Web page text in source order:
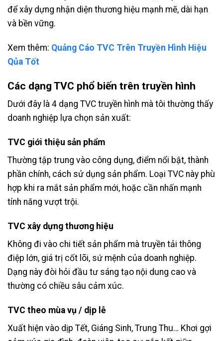
để xây dựng nhận diện thương hiệu mạnh mẽ, dài hạn
và bền vững.
Xem thêm: Quảng Cáo TVC Trên Truyền Hình Hiệu
Qủa Tốt
Các dạng TVC phổ biến trên truyền hình
Dưới đây là 4 dạng TVC truyền hình mà tôi thường thấy
doanh nghiệp lựa chọn sản xuất:
TVC giới thiệu sản phẩm
Thường tập trung vào công dụng, điểm nổi bật, thành
phần chính, cách sử dụng sản phẩm. Loại TVC này phù
hợp khi ra mắt sản phẩm mới, hoặc cần nhấn mạnh
tính năng vượt trội.
TVC xây dựng thương hiệu
Không đi vào chi tiết sản phẩm mà truyền tải thông
điệp lớn, giá trị cốt lõi, sứ mệnh của doanh nghiệp.
Dạng này đòi hỏi đầu tư sáng tạo nội dung cao và
thường có chiều sâu cảm xúc.
TVC theo mùa vụ / dịp lễ
Xuất hiện vào dịp Tết, Giáng Sinh, Trung Thu… Khơi gợi